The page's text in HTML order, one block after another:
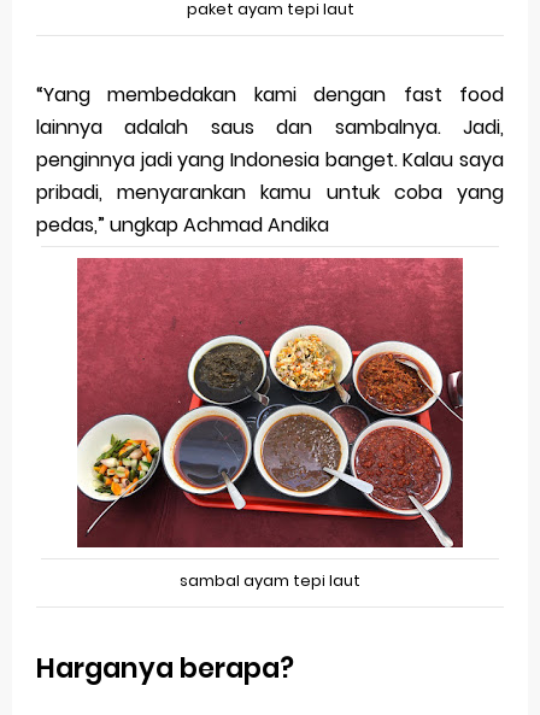
paket ayam tepi laut
“Yang membedakan kami dengan fast food
lainnya adalah saus dan sambalnya. Jadi,
penginnya jadi yang Indonesia banget. Kalau saya
pribadi, menyarankan kamu untuk coba yang
pedas,” ungkap Achmad Andika
sambal ayam tepi laut
Harganya berapa?